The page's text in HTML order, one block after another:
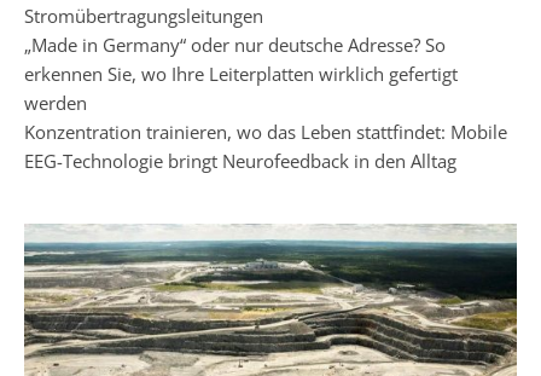
Stromübertragungsleitungen
„Made in Germany“ oder nur deutsche Adresse? So
erkennen Sie, wo Ihre Leiterplatten wirklich gefertigt
werden
Konzentration trainieren, wo das Leben stattfindet: Mobile
EEG-Technologie bringt Neurofeedback in den Alltag